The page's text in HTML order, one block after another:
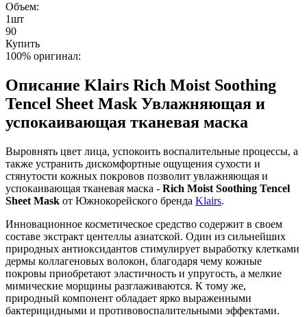
Объем:
1шт
90
Купить
100% оригинал:
Описание Klairs Rich Moist Soothing
Tencel Sheet Mask Увлажняющая и
успокаивающая тканевая маска
Выровнять цвет лица, успокоить воспалительные процессы, а
также устранить дискомфортные ощущения сухости и
стянутости кожных покровов позволит увлажняющая и
успокаивающая тканевая маска - Rich Moist Soothing Tencel
Sheet Mask от Южнокорейского бренда Klairs.
Инновационное косметическое средство содержит в своем
составе экстракт центеллы азиатской. Один из сильнейших
природных антиоксидантов стимулирует выработку клетками
дермы коллагеновых волокон, благодаря чему кожные
покровы приобретают эластичность и упругость, а мелкие
мимические морщины разглаживаются. К тому же,
природный компонент обладает ярко выраженными
бактерицидными и противовоспалительными эффектами.